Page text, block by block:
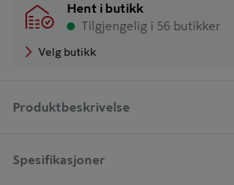
Hent i butikk
Tilgjengelig i 56 butikker
Velg butikk
Produktbeskrivelse
Spesifikasjoner